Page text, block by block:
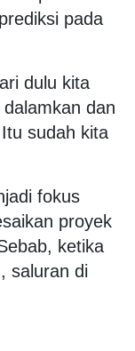
pada
dulu kita
dan
sudah kita
fokus
proyek
ketika
saluran di